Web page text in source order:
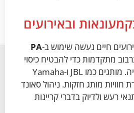
ובאירועים
חיים נעשה שימוש ב-PA
מתקדמות כדי להבטיח כיסוי
אחיד ומיקרופוניה נקייה. מותגים כמו JBL ו-Yamaha
חוויות מותג חזקות. ניהול סאונד
רעש ולדיוק בדברי קריינות